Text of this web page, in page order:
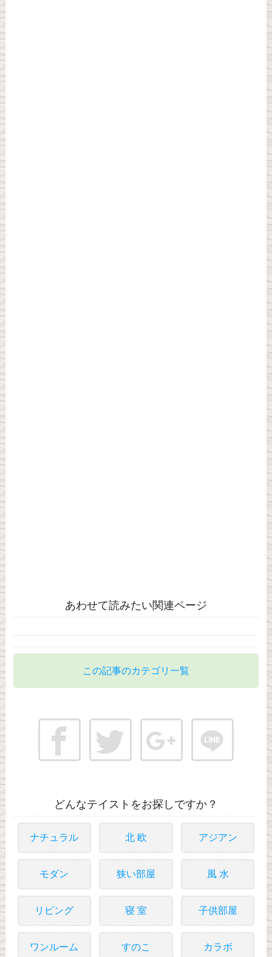
あわせて読みたい関連ページ
この記事のカテゴリ一覧
どんなテイストをお探しですか？
ナチュラル 北 欧 アジアン
モダン 狭い部屋 風 水
リビング 寝 室 子供部屋
ワンルーム すのこ カラボ